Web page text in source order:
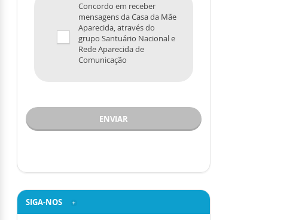
Concordo em receber
mensagens da Casa da Mãe
Aparecida, através do
grupo Santuário Nacional e
Rede Aparecida de
Comunicação
ENVIAR
SIGA-NOS